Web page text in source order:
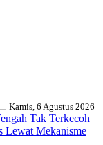
Kamis, 6 Agustus 2026
Tak Terkecoh
Lewat Mekanisme